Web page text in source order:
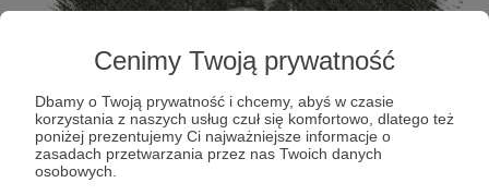
Cenimy Twoją prywatność
Dbamy o Twoją prywatność i chcemy, abyś w czasie
korzystania z naszych usług czuł się komfortowo, dlatego też
poniżej prezentujemy Ci najważniejsze informacje o
zasadach przetwarzania przez nas Twoich danych
osobowych.
nazywam się Przemek Karczewski. To co od